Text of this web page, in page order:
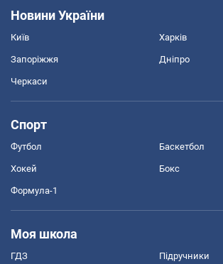
Новини України
Київ Харків
Запоріжжя Дніпро
Черкаси
Спорт
Футбол Баскетбол
Хокей Бокс
Формула-1
Моя школа
ГДЗ Підручники